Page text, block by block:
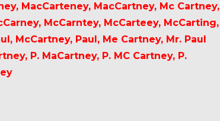
MacCarteney, MacCartney, Mc Cartney,
McCarntey, McCarteey, McCarting,
McCartney, Paul, Me Cartney, Mr. Paul
P. MaCartney, P. MC Cartney, P.